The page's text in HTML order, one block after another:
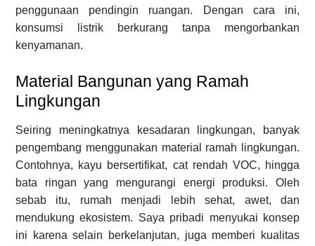
penggunaan pendingin ruangan. Dengan cara ini,
konsumsi listrik berkurang tanpa mengorbankan
kenyamanan.
Material Bangunan yang Ramah
Lingkungan
Seiring meningkatnya kesadaran lingkungan, banyak
pengembang menggunakan material ramah lingkungan.
Contohnya, kayu bersertifikat, cat rendah VOC, hingga
bata ringan yang mengurangi energi produksi. Oleh
sebab itu, rumah menjadi lebih sehat, awet, dan
mendukung ekosistem. Saya pribadi menyukai konsep
ini karena selain berkelanjutan, juga memberi kualitas